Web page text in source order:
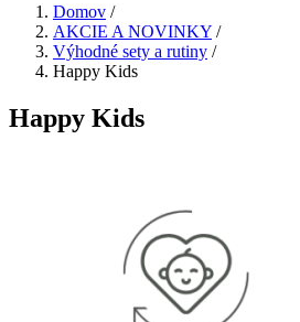
Domov /
AKCIE A NOVINKY /
Výhodné sety a rutiny /
Happy Kids
Happy Kids